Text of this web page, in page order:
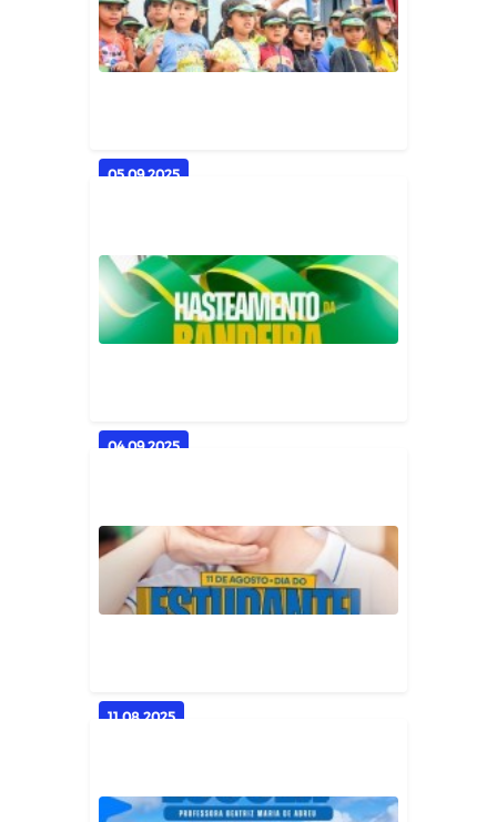
05.09.2025
Solenidade de Hasteamento da
Bandeira celebra a
Independênci...
04.09.2025
Prefeitura convida para
Solenidade de Hasteamento da
Bandeir...
11.08.2025
O conhecimento é a chave para o